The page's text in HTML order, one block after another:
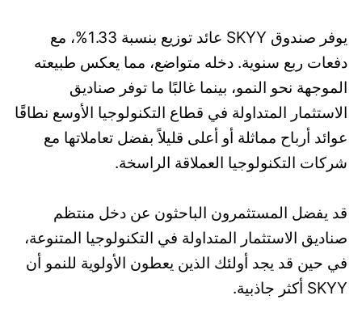
يوفر صندوق SKYY عائد توزيع بنسبة 1.33%، مع
دفعات ربع سنوية. دخله متواضع، مما يعكس طبيعته
الموجهة نحو النمو، بينما غالبًا ما توفر صناديق
الاستثمار المتداولة في قطاع التكنولوجيا الأوسع نطاقًا
عوائد أرباح مماثلة أو أعلى قليلاً بفضل تعاملاتها مع
شركات التكنولوجيا العملاقة الراسخة.
قد يفضل المستثمرون الباحثون عن دخل منتظم
صناديق الاستثمار المتداولة في التكنولوجيا المتنوعة،
في حين قد يجد أولئك الذين يعطون الأولوية للنمو أن
SKYY أكثر جاذبية.